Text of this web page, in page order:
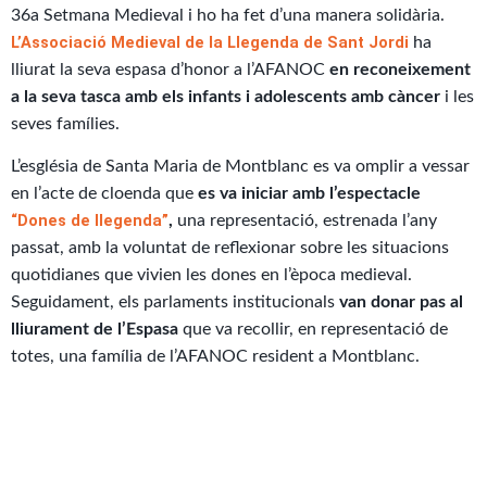
36a Setmana Medieval i ho ha fet d’una manera solidària.
L’Associació Medieval de la Llegenda de Sant Jordi ha
lliurat la seva espasa d’honor a l’AFANOC en reconeixement
a la seva tasca amb els infants i adolescents amb càncer i les
seves famílies.
L’església de Santa Maria de Montblanc es va omplir a vessar
en l’acte de cloenda que es va iniciar amb l’espectacle
“Dones de llegenda”, una representació, estrenada l’any
passat, amb la voluntat de reflexionar sobre les situacions
quotidianes que vivien les dones en l’època medieval.
Seguidament, els parlaments institucionals van donar pas al
lliurament de l’Espasa que va recollir, en representació de
totes, una família de l’AFANOC resident a Montblanc.